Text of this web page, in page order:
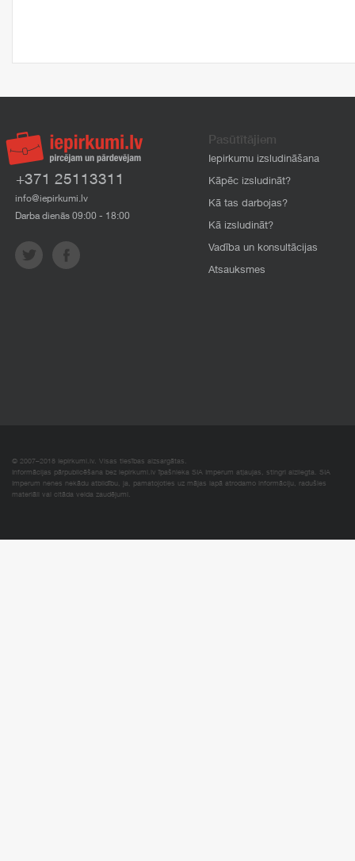
+371 25113311
info@iepirkumi.lv
Darba dienās 09:00 - 18:00
Pasūtītājiem
Iepirkumu izsludināšana
Kāpēc izsludināt?
Kā tas darbojas?
Kā izsludināt?
Vadība un konsultācijas
Atsauksmes
© 2007–2018 Iepirkumi.lv. Visas tiesības aizsargātas.
Informācijas pārpublicēšana bez iepirkumi.lv īpašnieka SIA Imperum atļaujas, stingri aizliegta. SIA
Imperum nenes nekādu atbildību, ja, pamatojoties uz mājas lapā atrodamo informāciju, radušies
materiāli vai citāda veida zaudējumi.